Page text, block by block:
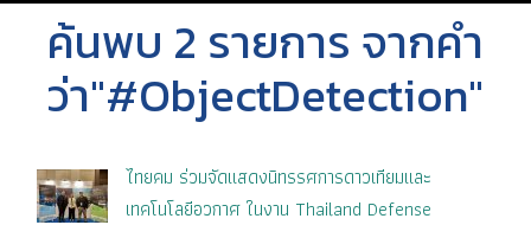
ค้นพบ 2 รายการ จากคำ
ว่า"#ObjectDetection"
ไทยคม ร่วมจัดแสดงนิทรรศการดาวเทียมและ
เทคโนโลยีอวกาศ ในงาน Thailand Defense